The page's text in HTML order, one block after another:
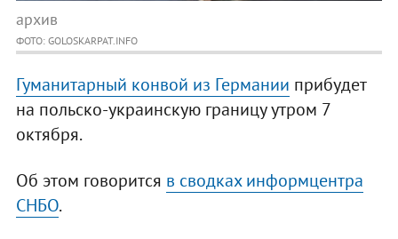
архив
ФОТО: GOLOSKARPAT.INFO
Гуманитарный конвой из Германии прибудет
на польско-украинскую границу утром 7
октября.
Об этом говорится в сводках информцентра
СНБО.